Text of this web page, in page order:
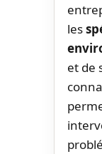
les
et de